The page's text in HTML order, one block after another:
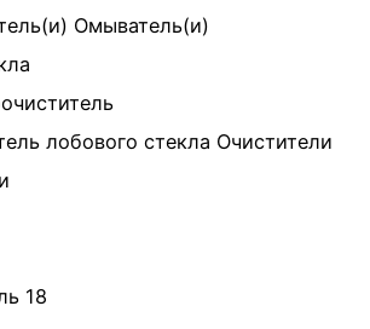
Омыватель(и)
лобового стекла Очистители
18